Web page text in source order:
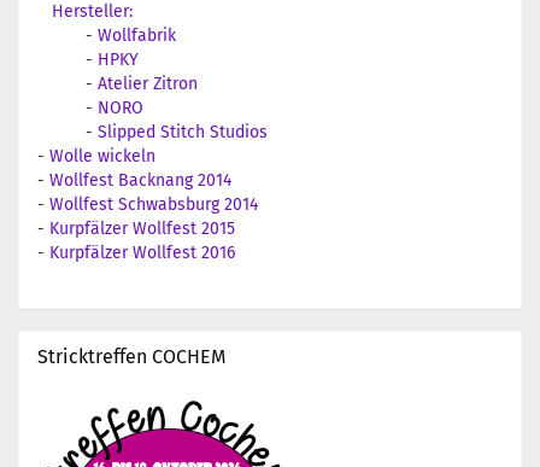
Hersteller:
- Wollfabrik
- HPKY
- Atelier Zitron
- NORO
- Slipped Stitch Studios
- Wolle wickeln
- Wollfest Backnang 2014
- Wollfest Schwabsburg 2014
- Kurpfälzer Wollfest 2015
- Kurpfälzer Wollfest 2016
Stricktreffen COCHEM